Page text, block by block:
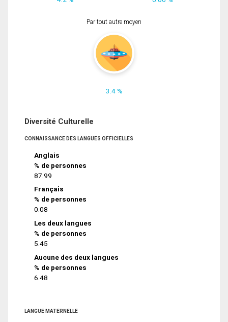
Par tout autre moyen
3.4 %
Diversité Culturelle
CONNAISSANCE DES LANGUES OFFICIELLES
Anglais
% de personnes
87.99
Français
% de personnes
0.08
Les deux langues
% de personnes
5.45
Aucune des deux langues
% de personnes
6.48
LANGUE MATERNELLE